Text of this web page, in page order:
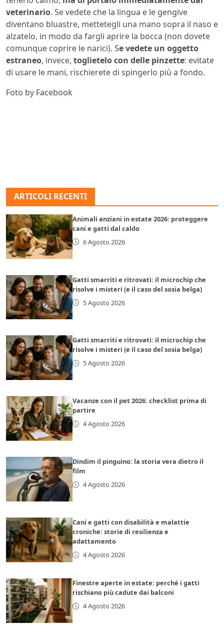
veterinario. Se vedete che la lingua e le gengive
diventano bluastre, mettetegli una mano sopra il naso e
alzatelo, in modo da fargli aprire la bocca (non dovete
comunque coprire le narici). Se vedete un oggetto
estraneo, invece, toglietelo con delle pinzette: evitate
di usare le mani, rischierete di spingerlo più a fondo.
Foto by Facebook
ARTICOLI RECENTI
Animali anziani in estate 2026: proteggere
cani e gatti dal caldo
6 Agosto 2026
Gatti smarriti e ritrovati: il microchip che
risolve i misteri (e il caso del sosia belga)
5 Agosto 2026
Gatti smarriti e ritrovati: il microchip che
risolve i misteri (e il caso del sosia belga)
5 Agosto 2026
Vacanze con il pet 2026: checklist prima di
partire
4 Agosto 2026
Dindim il pinguino: la storia vera dietro il
film
4 Agosto 2026
Cani e gatti con disabilità e malattie
croniche: storie di resilienza e
adattamento
4 Agosto 2026
Finestre aperte in estate: perché i gatti
rischiano più cadute dai balconi
4 Agosto 2026